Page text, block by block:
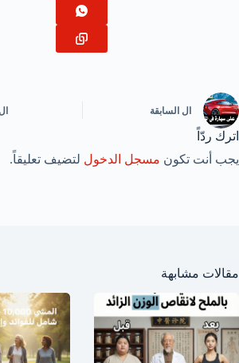
ال السابقة ال
اترك ردّاً
يجب أنت تكون مسجل الدخول لتضيف تعليقاً.
مقالات مشابهة